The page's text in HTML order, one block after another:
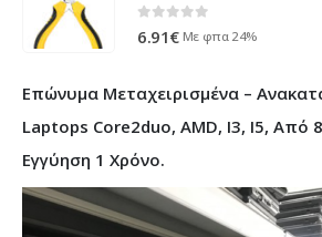
6.91€ Με φπα 24%
Επώνυμα Μεταχειρισμένα –
Laptops Core2duo, AMD, I3, I5, Από
Εγγύηση 1 Χρόνο.